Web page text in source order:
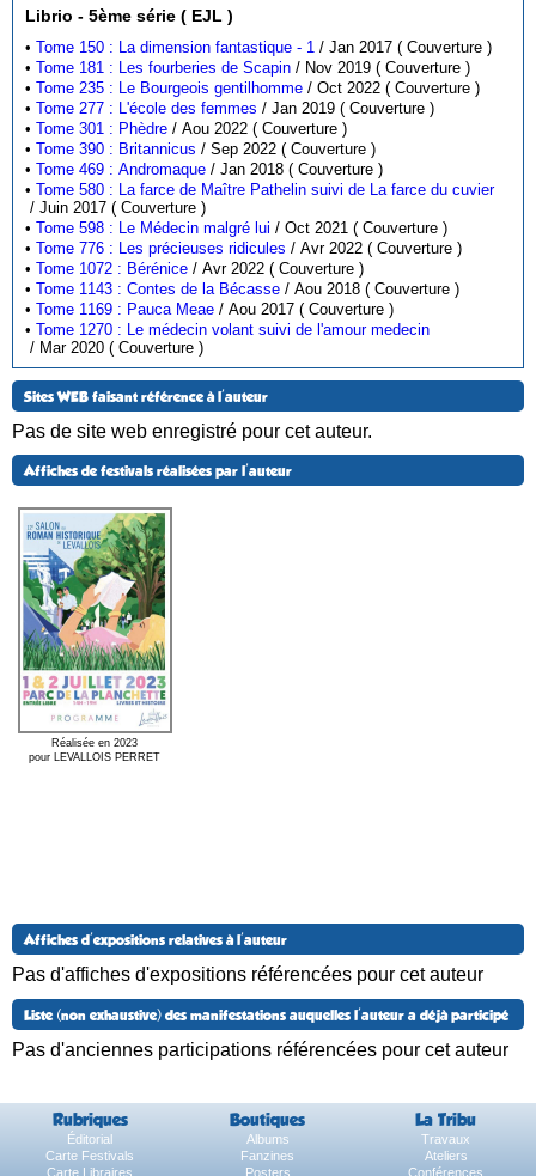
Librio - 5ème série ( EJL )
•Tome 150 : La dimension fantastique - 1
/ Jan 2017 ( Couverture )
•Tome 181 : Les fourberies de Scapin
/ Nov 2019 ( Couverture )
•Tome 235 : Le Bourgeois gentilhomme
/ Oct 2022 ( Couverture )
•Tome 277 : L'école des femmes
/ Jan 2019 ( Couverture )
•Tome 301 : Phèdre
/ Aou 2022 ( Couverture )
•Tome 390 : Britannicus
/ Sep 2022 ( Couverture )
•Tome 469 : Andromaque
/ Jan 2018 ( Couverture )
•Tome 580 : La farce de Maître Pathelin suivi de La farce du cuvier
/ Juin 2017 ( Couverture )
•Tome 598 : Le Médecin malgré lui
/ Oct 2021 ( Couverture )
•Tome 776 : Les précieuses ridicules
/ Avr 2022 ( Couverture )
•Tome 1072 : Bérénice
/ Avr 2022 ( Couverture )
•Tome 1143 : Contes de la Bécasse
/ Aou 2018 ( Couverture )
•Tome 1169 : Pauca Meae
/ Aou 2017 ( Couverture )
•Tome 1270 : Le médecin volant suivi de l'amour medecin
/ Mar 2020 ( Couverture )
Sites WEB faisant référence à l'auteur
Pas de site web enregistré pour cet auteur.
Affiches de festivals réalisées par l'auteur
Réalisée en 2023
pour LEVALLOIS PERRET
Affiches d'expositions relatives à l'auteur
Pas d'affiches d'expositions référencées pour cet auteur
Liste (non exhaustive) des manifestations auquelles l'auteur a déjà participé
Pas d'anciennes participations référencées pour cet auteur
Rubriques Boutiques La Tribu
Éditorial Albums
Travaux
Carte Festivals
Fanzines
Ateliers
Carte Libraires
Posters Conférences